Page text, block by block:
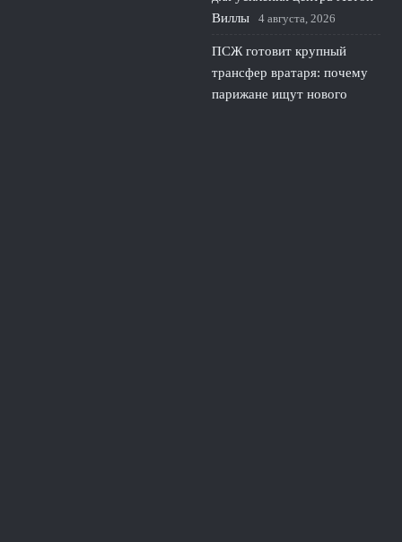
Виллы
4 августа, 2026
ПСЖ готовит крупный
трансфер вратаря: почему
парижане ищут нового